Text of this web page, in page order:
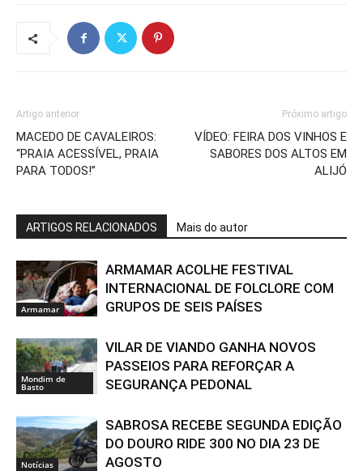
Artigo anterior
MACEDO DE CAVALEIROS:
“PRAIA ACESSÍVEL, PRAIA
PARA TODOS!”
Próximo artigo
VÍDEO: FEIRA DOS VINHOS E
SABORES DOS ALTOS EM
ALIJÓ
ARTIGOS RELACIONADOS Mais do autor
Armamar
ARMAMAR ACOLHE FESTIVAL
INTERNACIONAL DE FOLCLORE COM
GRUPOS DE SEIS PAÍSES
Mondim de
Basto
VILAR DE VIANDO GANHA NOVOS
PASSEIOS PARA REFORÇAR A
SEGURANÇA PEDONAL
Notícias
SABROSA RECEBE SEGUNDA EDIÇÃO
DO DOURO RIDE 300 NO DIA 23 DE
AGOSTO